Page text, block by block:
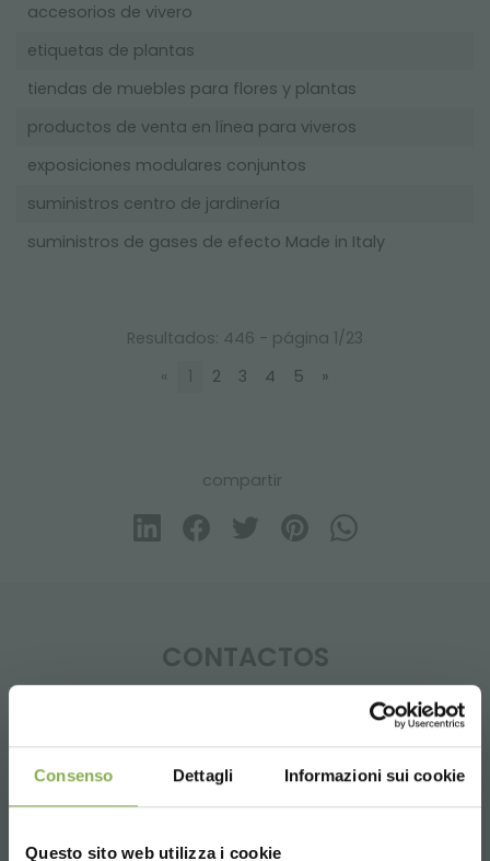
Consenso Dettagli Informazioni sui cookie
Questo sito web utilizza i cookie
accesorios de vivero
etiquetas de plantas
tiendas de muebles para flores y plantas
productos de venta en línea para viveros
exposiciones modulares conjuntos
suministros centro de jardinería
suministros de gases de efecto Made in Italy
Resultados: 446 - página 1/23
«
1 2 3 4 5 »
compartir
CONTACTOS
Whatsapp